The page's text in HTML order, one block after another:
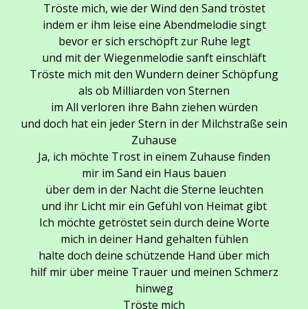
Tröste mich, wie der Wind den Sand tröstet
indem er ihm leise eine Abendmelodie singt
bevor er sich erschöpft zur Ruhe legt
und mit der Wiegenmelodie sanft einschläft
Tröste mich mit den Wundern deiner Schöpfung
als ob Milliarden von Sternen
im All verloren ihre Bahn ziehen würden
und doch hat ein jeder Stern in der Milchstraße sein
Zuhause
Ja, ich möchte Trost in einem Zuhause finden
mir im Sand ein Haus bauen
über dem in der Nacht die Sterne leuchten
und ihr Licht mir ein Gefühl von Heimat gibt
Ich möchte getröstet sein durch deine Worte
mich in deiner Hand gehalten fühlen
halte doch deine schützende Hand über mich
hilf mir über meine Trauer und meinen Schmerz
hinweg
Tröste mich